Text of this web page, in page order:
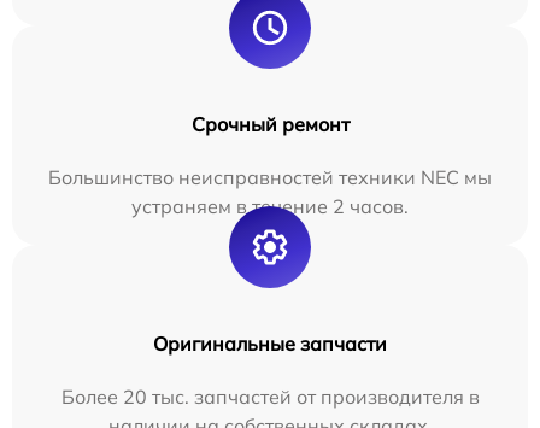
Срочный ремонт
Большинство неисправностей техники NEC мы
устраняем в течение 2 часов.
Оригинальные запчасти
Более 20 тыс. запчастей от производителя в